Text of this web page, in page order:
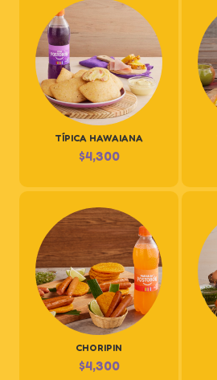
TÍPICA HAWAIANA
$4,300
CHORIPIN
$4,300